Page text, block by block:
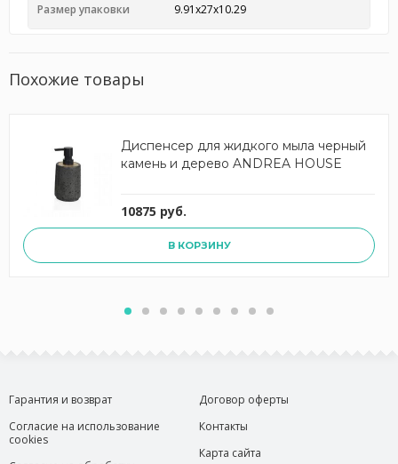
Размер упаковки 9.91x27x10.29
Похожие товары
Диспенсер для жидкого мыла черный
камень и дерево ANDREA HOUSE
10875 руб.
В КОРЗИНУ
Гарантия и возврат
Согласие на использование
cookies
Договор оферты
Контакты
Карта сайта